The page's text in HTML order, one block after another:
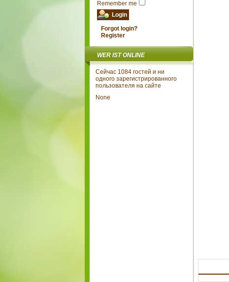
Remember me
Forgot login?
Register
WER IST ONLINE
Сейчас 1084 гостей и ни
одного зарегистрированного
пользователя на сайте
None